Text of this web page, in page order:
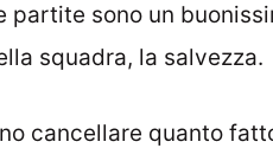
sono un
squadra, la salvezza.
cancellare quanto